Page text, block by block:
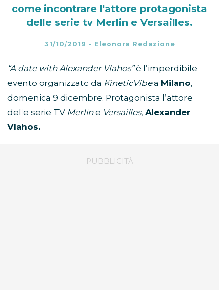
come incontrare l'attore protagonista
delle serie tv Merlin e Versailles.
31/10/2019 - Eleonora Redazione
“A date with Alexander Vlahos”è l’imperdibile
evento organizzato da KineticVibea Milano,
domenica 9 dicembre. Protagonista l’attore
delle serie TV Merline Versailles, Alexander
Vlahos.